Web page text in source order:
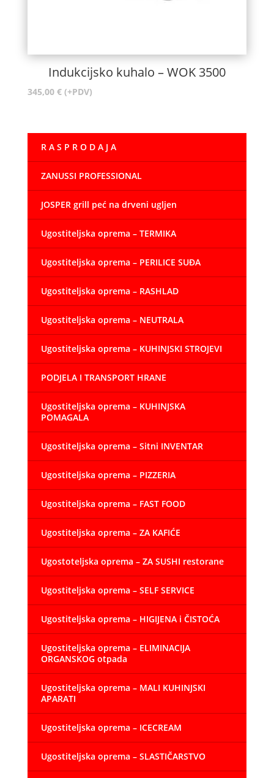
Indukcijsko kuhalo – WOK 3500
345,00 € (+PDV)
R A S P R O D A J A
ZANUSSI PROFESSIONAL
JOSPER grill peć na drveni ugljen
Ugostiteljska oprema – TERMIKA
Ugostiteljska oprema – PERILICE SUĐA
Ugostiteljska oprema – RASHLAD
Ugostiteljska oprema – NEUTRALA
Ugostiteljska oprema – KUHINJSKI STROJEVI
PODJELA I TRANSPORT HRANE
Ugostiteljska oprema – KUHINJSKA
POMAGALA
Ugostiteljska oprema – Sitni INVENTAR
Ugostiteljska oprema – PIZZERIA
Ugostiteljska oprema – FAST FOOD
Ugostiteljska oprema – ZA KAFIĆE
Ugostoteljska oprema – ZA SUSHI restorane
Ugostiteljska oprema – SELF SERVICE
Ugostiteljska oprema – HIGIJENA i ČISTOĆA
Ugostiteljska oprema – ELIMINACIJA
ORGANSKOG otpada
Ugostiteljska oprema – MALI KUHINJSKI
APARATI
Ugostiteljska oprema – ICECREAM
Ugostiteljska oprema – SLASTIČARSTVO